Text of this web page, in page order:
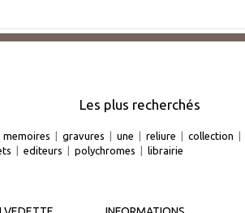
Les plus recherchés
memoires | gravures | une | reliure | collection |
| editeurs | polychromes | librairie